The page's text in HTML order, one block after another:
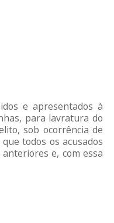
e apresentados à
para lavratura do
sob ocorrência de
todos os acusados
e, com essa